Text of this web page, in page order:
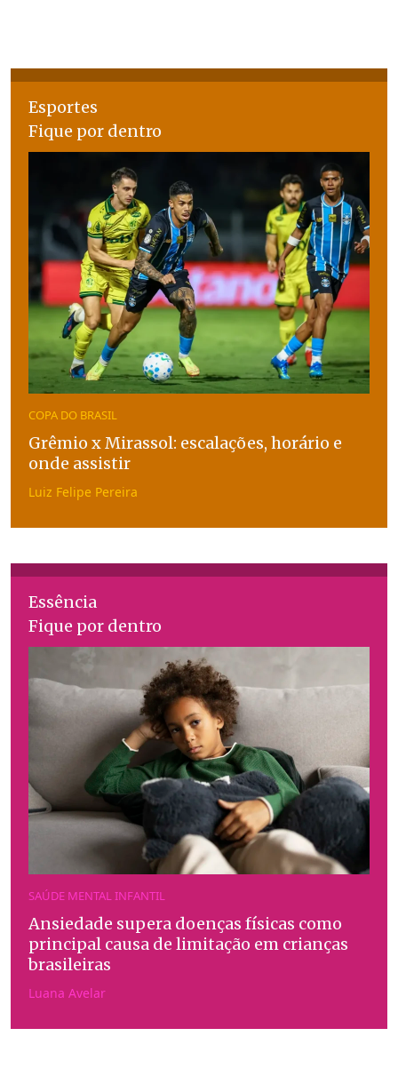
Esportes
Fique por dentro
COPA DO BRASIL
Grêmio x Mirassol: escalações, horário e
onde assistir
Luiz Felipe Pereira
Essência
Fique por dentro
SAÚDE MENTAL INFANTIL
Ansiedade supera doenças físicas como
principal causa de limitação em crianças
brasileiras
Luana Avelar